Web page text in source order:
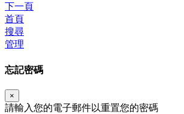
下一頁
首頁
搜尋
管理
忘記密碼
×
請輸入您的電子郵件以重置您的密碼